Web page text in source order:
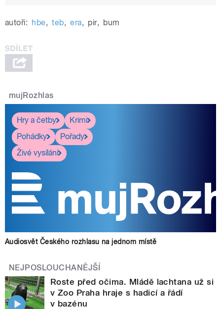
autoři: hbe, teb, era, pir, bum
mujRozhlas
Hry a četby
Krimi
Pohádky
Pořady
Živé vysílání
Audiosvět Českého rozhlasu na jednom místě
NEJPOSLOUCHANĚJŠÍ
Roste před očima. Mládě lachtana už si
v Zoo Praha hraje s hadicí a řádí
v bazénu